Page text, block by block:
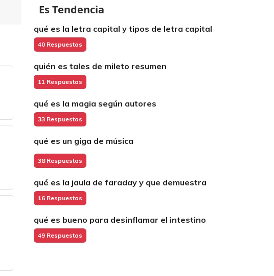
Es Tendencia
qué es la letra capital y tipos de letra capital
40 Respuestas
quién es tales de mileto resumen
11 Respuestas
qué es la magia según autores
33 Respuestas
qué es un giga de música
38 Respuestas
qué es la jaula de faraday y que demuestra
16 Respuestas
qué es bueno para desinflamar el intestino
49 Respuestas